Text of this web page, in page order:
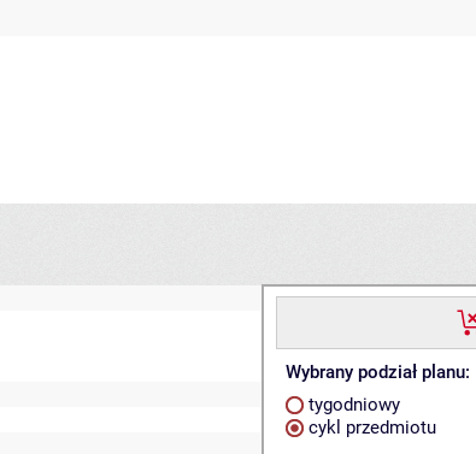
Wybrany podział planu:
tygodniowy
cykl przedmiotu